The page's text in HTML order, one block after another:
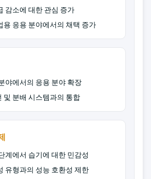
감소에 대한 관심 증가
용 응용 분야에서의 채택 증가
야에서의 응용 분야 확장
및 분배 시스템과의 통합
계에서 습기에 대한 민감성
유형과의 성능 호환성 제한